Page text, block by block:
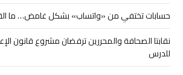
حسابات تختفي من «واتساب» بشكل غامض… ما
نقابتا الصحافة والمحررين ترفضان مشروع قانون
للدرس